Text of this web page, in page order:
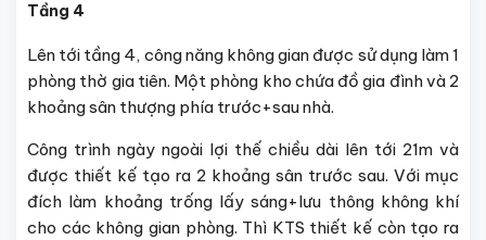
Tầng 4
Lên tới tầng 4, công năng không gian được sử dụng làm 1
phòng thờ gia tiên. Một phòng kho chứa đồ gia đình và 2
khoảng sân thượng phía trước+sau nhà.
Công trình ngày ngoài lợi thế chiều dài lên tới 21m và
được thiết kế tạo ra 2 khoảng sân trước sau. Với mục
đích làm khoảng trống lấy sáng+lưu thông không khí
cho các không gian phòng. Thì KTS thiết kế còn tạo ra